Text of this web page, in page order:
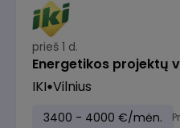
prieš 1 d.
Energetikos projektų
IKI Vilnius
3400 - 4000 €/mėn.